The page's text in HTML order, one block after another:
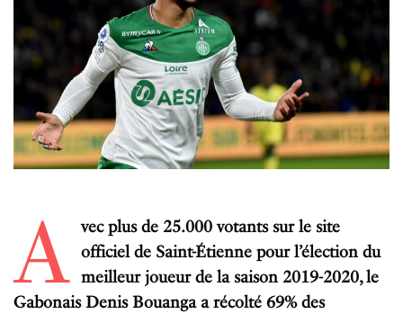
A vec plus de 25.000 votants sur le site
officiel de Saint-Étienne pour l’élection du
meilleur joueur de la saison 2019-2020, le
Gabonais Denis Bouanga a récolté 69% des